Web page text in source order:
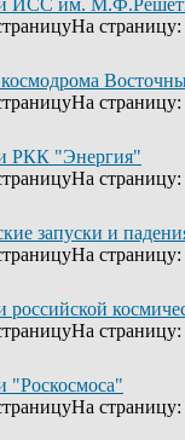
ИСС им.
На страницу:
На страницу:
РКК "Энергия"
На страницу:
запуски и
На страницу:
российской
На страницу:
"Роскосмоса"
На страницу: